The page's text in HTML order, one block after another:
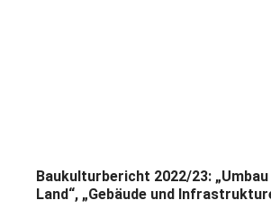
Baukulturbericht 2022/23:
Land“, „Gebäude und